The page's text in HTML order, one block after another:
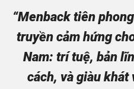
“Menback tiên
truyền cảm hứng
Nam: trí tuệ, bản
cách, và giàu khát